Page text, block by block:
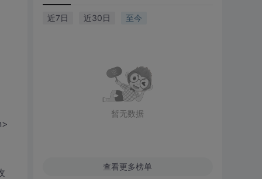
近7日 近30日 至今
暂无数据
查看更多榜单